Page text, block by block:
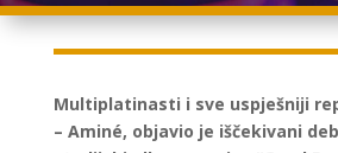
Multiplatinasti i sve uspješniji
– Aminé, objavio je iščekivani